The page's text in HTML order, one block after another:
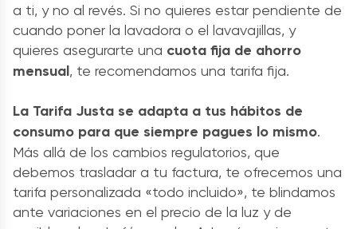
a ti, y no al revés. Si no quieres estar pendiente de
cuando poner la lavadora o el lavavajillas, y
quieres asegurarte una cuota fija de ahorro
mensual, te recomendamos una tarifa fija.
La Tarifa Justa se adapta a tus hábitos de
consumo para que siempre pagues lo mismo.
Más allá de los cambios regulatorios, que
debemos trasladar a tu factura, te ofrecemos una
tarifa personalizada «todo incluido», te blindamos
ante variaciones en el precio de la luz y de